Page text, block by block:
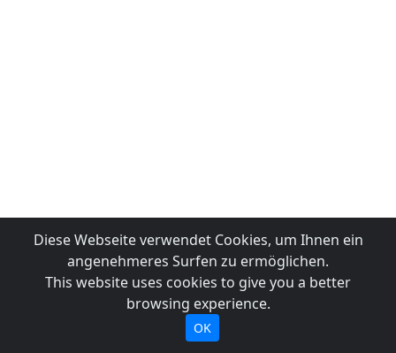
Diese Webseite verwendet Cookies, um Ihnen ein
angenehmeres Surfen zu ermöglichen.
This website uses cookies to give you a better
browsing experience.
OK